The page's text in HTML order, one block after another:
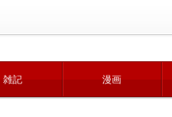
雑記 漫画